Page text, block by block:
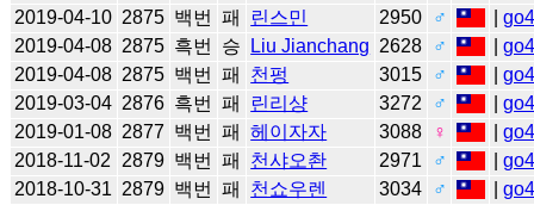
2019-04-10 2875 백번 패 린스민 2950 ♂ |
2019-04-08 2875 흑번 승 Liu Jianchang 2628 ♂ |
2019-04-08 2875 백번 패 천펑 3015 ♂ |
2019-03-04 2876 흑번 패 린리샹 3272 ♂ |
2019-01-08 2877 백번 패 헤이자자 3088 ♀ |
2018-11-02
2879 백번 패 천샤오촨 2971 ♂ |
2018-10-31 2879 백번 패 천쇼우렌 3034 ♂ |